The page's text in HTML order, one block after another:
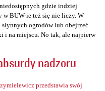
gdzie indziej
BUW-ie też się nie liczy. W
ogrodów lub obejrzeć
i na miejscu. No tak, ale najpierw
nadzoru
przedstawia swój